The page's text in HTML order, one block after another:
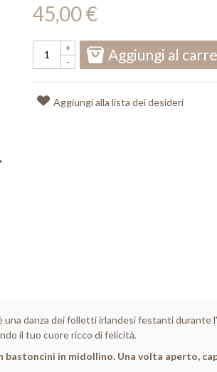
45,00 €
-
+ Aggiungi al
Aggiungi alla lista dei desideri
danza dei folletti irlandesi festanti
il tuo cuore ricco di felicità.
in midollino. Una volta aperto,